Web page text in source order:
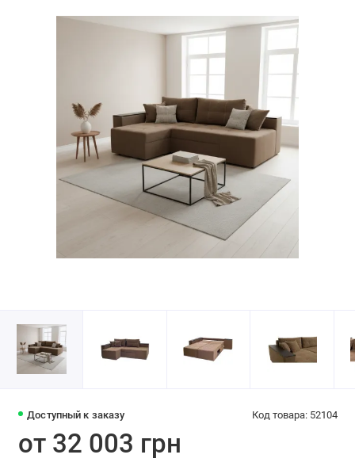
Доступный к заказу Код товара: 52104
от 32 003 грн